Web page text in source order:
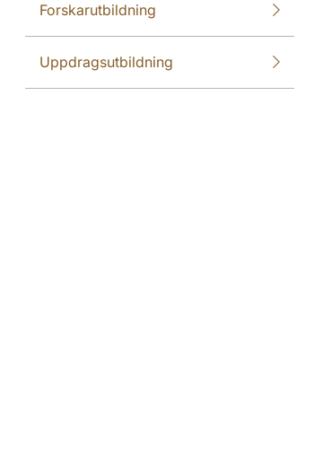
Forskarutbildning
Uppdragsutbildning